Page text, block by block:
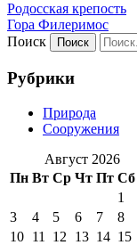
Родосская крепость
Гора Филеримос
Поиск
Рубрики
Природа
Сооружения
Август 2026
Пн Вт Ср Чт Пт Сб
1
3
4 5 6 7 8
10 11 12 13 14 15